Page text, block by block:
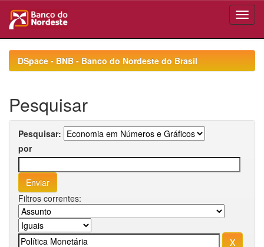
navigationDSpace - BNB - Banco do Nordeste do Brasil
Pesquisar
Pesquisar:
por
Filtros correntes: